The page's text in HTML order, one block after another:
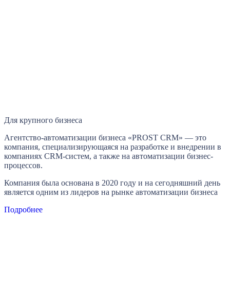
Для крупного бизнеса
Агентство-автоматизации бизнеса «PROST CRM» — это
компания, специализирующаяся на разработке и внедрении в
компаниях CRM-систем, а также на автоматизации бизнес-
процессов.
Компания была основана в 2020 году и на сегодняшний день
является одним из лидеров на рынке автоматизации бизнеса
Подробнее